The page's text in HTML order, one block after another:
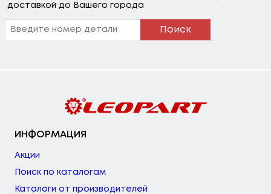
доставкой до Вашего города
Поиск
ИНФОРМАЦИЯ
Акции
Поиск по каталогам
Каталоги от производителей